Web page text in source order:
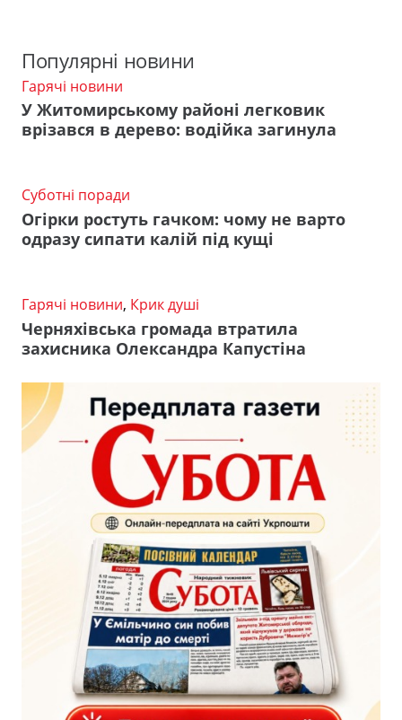
Популярні новини
Гарячі новини
У Житомирському районі легковик
врізався в дерево: водійка загинула
Суботні поради
Огірки ростуть гачком: чому не варто
одразу сипати калій під кущі
Гарячі новини, Крик душі
Черняхівська громада втратила
захисника Олександра Капустіна